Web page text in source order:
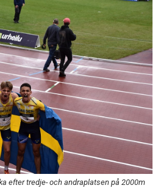
efter tredje- och andraplatsen på 2000m